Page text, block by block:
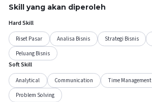
Skill yang akan diperoleh
Hard Skill
Riset Pasar
Analisa Bisnis Strategi Bisnis
Peluang Bisnis
Soft Skill
Analytical
Communication Time Management
Problem Solving